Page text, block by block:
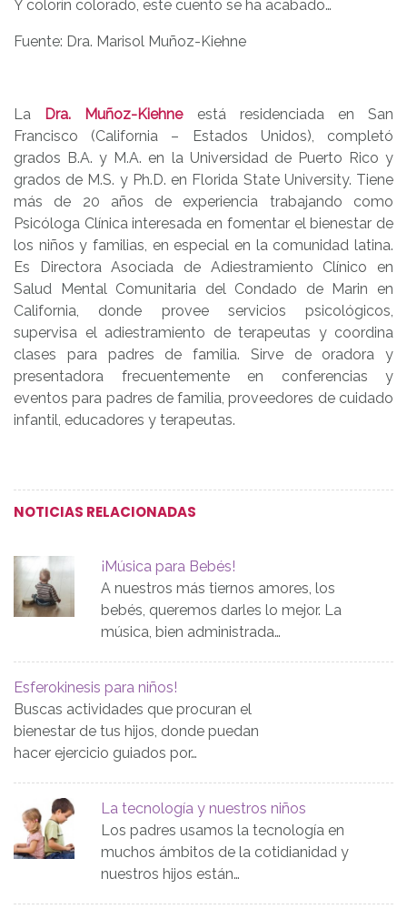
Y colorín colorado, este cuento se ha acabado…
Fuente: Dra. Marisol Muñoz-Kiehne
La Dra. Muñoz-Kiehneestá residenciada en San
Francisco (California – Estados Unidos), completó
grados B.A. y M.A. en la Universidad de Puerto Rico y
grados de M.S. y Ph.D. en Florida State University. Tiene
más de 20 años de experiencia trabajando como
Psicóloga Clínica interesada en fomentar el bienestar de
los niños y familias, en especial en la comunidad latina.
Es Directora Asociada de Adiestramiento Clínico en
Salud Mental Comunitaria del Condado de Marin en
California, donde provee servicios psicológicos,
supervisa el adiestramiento de terapeutas y coordina
clases para padres de familia. Sirve de oradora y
presentadora frecuentemente en conferencias y
eventos para padres de familia, proveedores de cuidado
infantil, educadores y terapeutas.
NOTICIAS RELACIONADAS
¡Música para Bebés!
A nuestros más tiernos amores, los
bebés, queremos darles lo mejor. La
música, bien administrada…
Esferokinesis para niños!
Buscas actividades que procuran el
bienestar de tus hijos, donde puedan
hacer ejercicio guiados por…
La tecnología y nuestros niños
Los padres usamos la tecnología en
muchos ámbitos de la cotidianidad y
nuestros hijos están…